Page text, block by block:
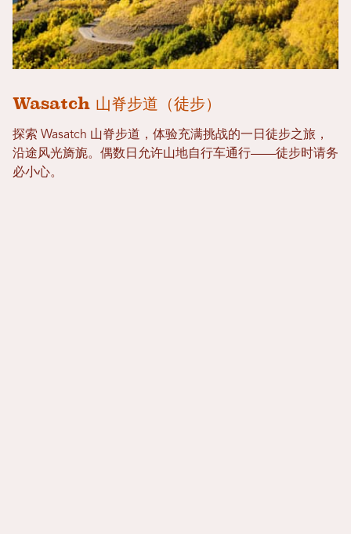
Wasatch 山脊步道（徒步）
探索 Wasatch 山脊步道，体验充满挑战的一日徒步之旅，
沿途风光旖旎。偶数日允许山地自行车通行——徒步时请务
必小心。